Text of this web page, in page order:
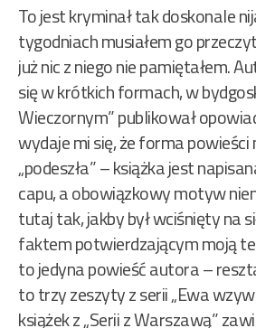
To jest kryminał tak doskonale
tygodniach musiałem go
już nic z niego nie pamiętałem.
się w krótkich formach, w
Wieczornym” publikował
wydaje mi się, że forma powieści
„podeszła” – książka jest
capu, a obowiązkowy motyw
tutaj tak, jakby był wciśnięty na
faktem potwierdzającym moją
to jedyna powieść autora –
to trzy zeszyty z serii „Ewa
książek z „Serii z Warszawą”